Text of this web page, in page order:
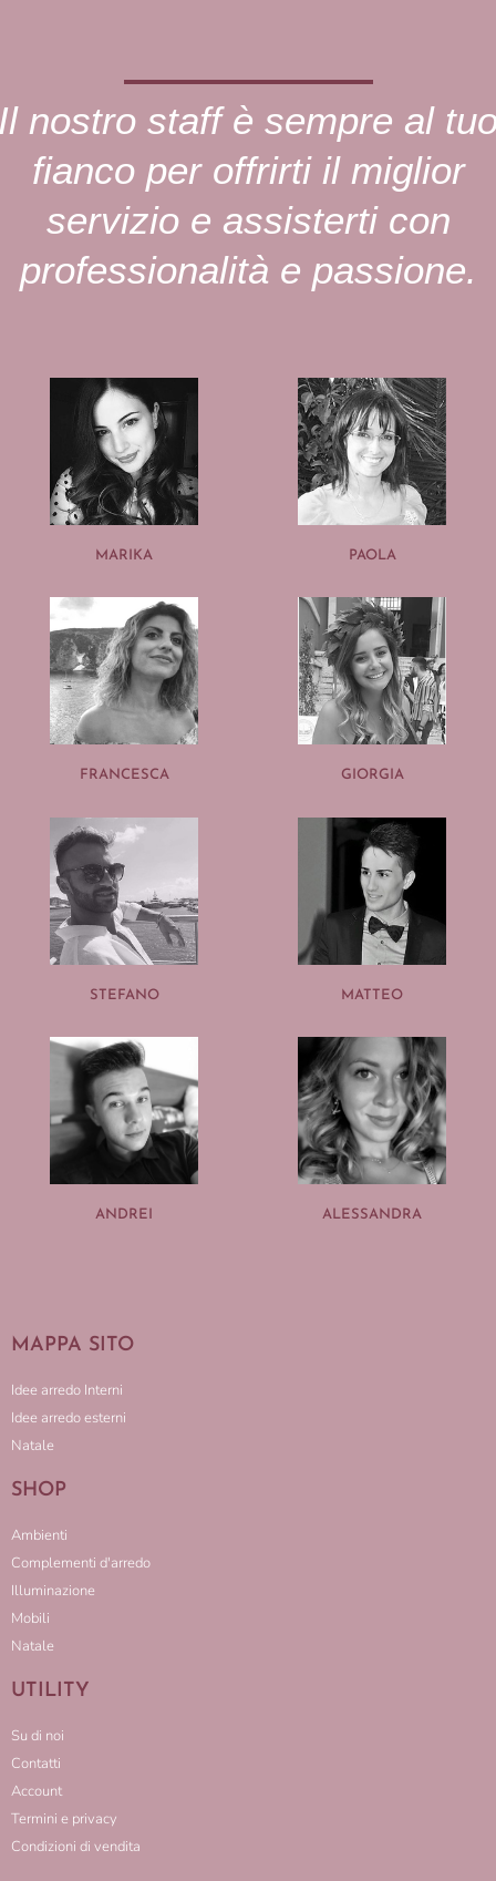
nostro staff è sempre al
fianco per offrirti il miglior
servizio e assisterti con
professionalità e passione.
MARIKA PAOLA
FRANCESCA GIORGIA
STEFANO MATTEO
ANDREI ALESSANDRA
MAPPA SITO
Idee arredo Interni
Idee arredo esterni
Natale
SHOP
Ambienti
Complementi d'arredo
Illuminazione
Mobili
Natale
UTILITY
Su di noi
Contatti
Account
Termini e privacy
Condizioni di vendita